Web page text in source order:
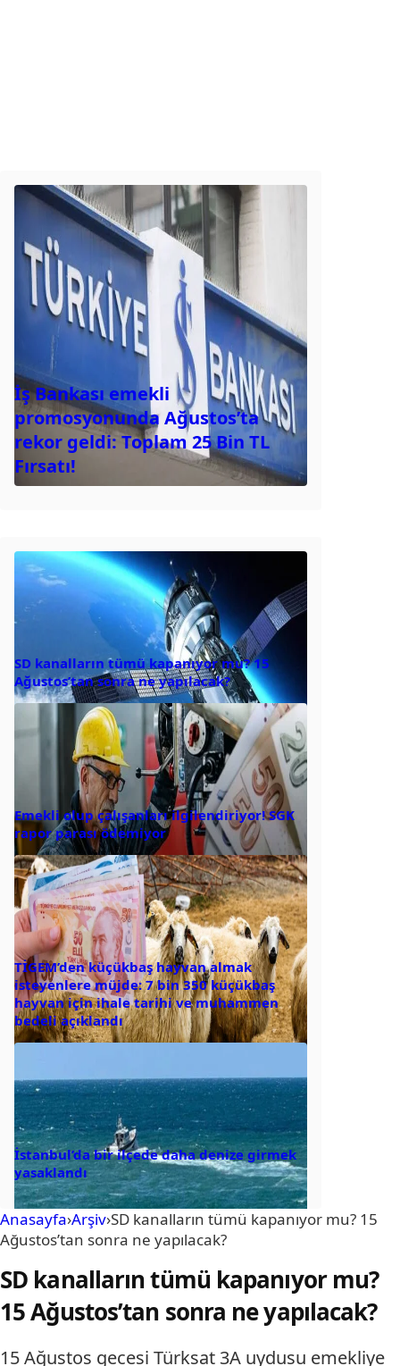
İş Bankası emekli
promosyonunda Ağustos’ta
rekor geldi: Toplam 25 Bin TL
Fırsatı!
SD kanalların tümü kapanıyor mu? 15
Ağustos’tan sonra ne yapılacak?
Emekli olup çalışanları ilgilendiriyor! SGK
rapor parası ödemiyor
TİGEM’den küçükbaş hayvan almak
isteyenlere müjde: 7 bin 350 küçükbaş
hayvan için ihale tarihi ve muhammen
bedeli açıklandı
İstanbul’da bir ilçede daha denize girmek
yasaklandı
Anasayfa›Arşiv›SD kanalların tümü kapanıyor mu? 15
Ağustos’tan sonra ne yapılacak?
SD kanalların tümü kapanıyor mu?
15 Ağustos’tan sonra ne yapılacak?
15 Ağustos gecesi Türksat 3A uydusu emekliye